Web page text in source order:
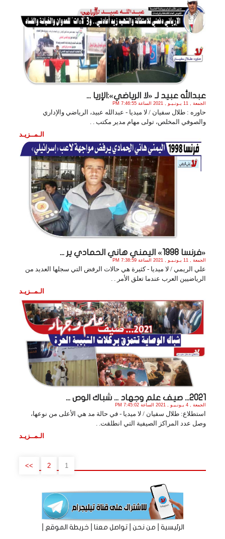
عبدالله عبيد لـ «لا الرياضي»:الإريا ...
الجمعة , 11 يـونـيـو , 2021 الساعة 7:46:55 PM
حاوره : طلال سفيان / لا ميديا - عبدالله عبيد، الرياضي والإداري
والصوفي المخلص، تولى مهام مدير مكتب . .
الـمــزيـد
«فرنسا 1998» اليمني هاني الحمادي ير ...
الجمعة , 11 يـونـيـو , 2021 الساعة 7:38:59 PM
علي الريمي / لا ميديا - كثيرة هي حالات الرفض التي سجلها العديد من
الرياضيين العرب عندما تعلق الأمر . .
الـمــزيـد
2021... صيف علم وجهاد ... شباك الوص ...
الجمعة , 4 يـونـيـو , 2021 الساعة 7:45:02 PM
استطلاع: طلال سفيان / لا ميديا - في حالة مد هي الأعلى من نوعها،
وصل عدد المراكز الصيفية التي انطلقت. .
الـمــزيـد
1
2
>>
الرئيسية|من نحن|تواصل معنا|خريطة الموقع